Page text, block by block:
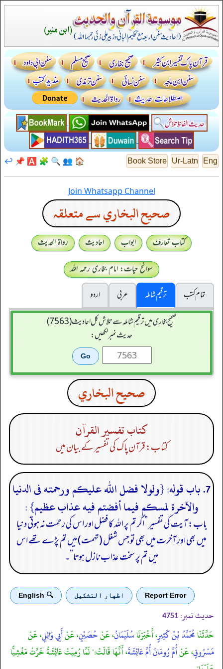
Eng
Ur-Latn
Book Store
🏠
👥
🔍
🧩
🅰️
📌
↩️
Join Whatsapp Channel
صحيح البخاري سے متعلقہ
کتاب تعارف ابواب احادیث
رواۃ الحدیث
سوانح حیات: امام بخاری رحمہ اللہ
تمام کتب
ترقیم شاملہ عربی
اردو
صحیح بخاری میں ترقیم شاملہ سے تلاش کل احادیث (7563)
حدیث نمبر لکھیں:
صحيح البخاري
كتاب تفسير القرآن
کتاب: قرآن پاک کی تفسیر کے بیان میں
7. باب قوله: {ولولا فضل الله عليكم ورحمته فى الدنيا
والآخرة لمسكم فيما أفضتم فيه عذاب عظيم} :
باب: آیت کی تفسیر ”اگر تم پر اللہ کا فضل اور اس کی رحمت نہ ہوتی دنیا
میں بھی اور آخرت میں بھی تو جس شغل (تہمت) میں تم پڑے تھے اس
میں تم پر سخت عذاب نازل ہوتا“۔
Report Error اظهار التشكيل 🔍 English
حدیث نمبر: 4751
حَدَّثَنَامُحَمَّدُ بْنُ كَثِيرٍ، أَخْبَرَنَاسُلَيْمَانُ، عَنْحُصَيْنٍ، عَنْأَبِي وَائِلٍ، عَنْ
مَسْرُوقٍ، عَنْأُمِّ رُومَانَ أُمِّ عَائِشَةَ، أَنَّهَا قَالَتْ:" لَمَّا رُمِيَتْ عَائِشَةُ خَرَّتْ مَغْشِيًّا